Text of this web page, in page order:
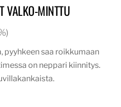
VALKO-MINTTU
pyyhkeen saa roikkumaan
on neppari kiinnitys.